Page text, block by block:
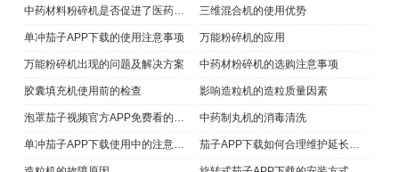
中药材料粉碎机是否促进了医药的发展 三维混合机的使用优势
单冲茄子APP下载​的使用注意事项 万能粉碎机的应用
万能粉碎机出现的问题及解决方案 中药材粉碎机的选购注意事项
胶囊填充机使用前的检查 影响造粒机的造粒质量因素
泡罩茄子视频官方APP免费看的特点和基本维护 中药制丸机的消毒清洗
单冲茄子APP下载使用中的注意事项 茄子APP下载如何合理维护延长使用时间